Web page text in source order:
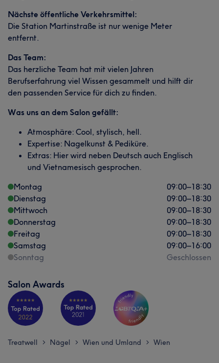
Nächste öffentliche Verkehrsmittel:
Die Station Martinstraße ist nur wenige Meter
entfernt.
Das Team:
Das herzliche Team hat mit vielen Jahren
Berufserfahrung viel Wissen gesammelt und hilft dir
den passenden Service für dich zu finden.
Was uns an dem Salon gefällt:
Atmosphäre: Cool, stylisch, hell.
Expertise: Nagelkunst & Pediküre.
Extras: Hier wird neben Deutsch auch Englisch
und Vietnamesisch gesprochen.
Montag
09:00–18:30
Dienstag
09:00–18:30
Mittwoch
09:00–18:30
Donnerstag
09:00–18:30
Freitag
09:00–18:30
Samstag
09:00–16:00
Sonntag
Geschlossen
Salon Awards
Treatwell > Nägel > Wien und Umland > Wien